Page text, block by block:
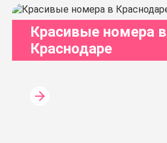
Красивые номера в
Краснодаре